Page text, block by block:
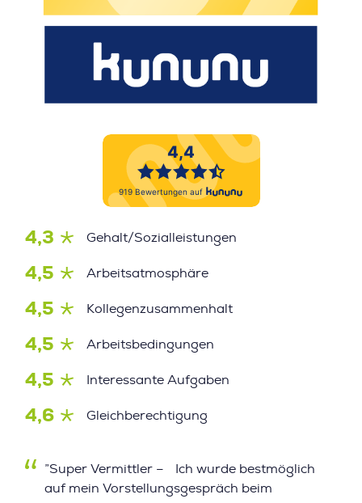
4,3 Gehalt/Sozialleistungen
4,5 Arbeitsatmosphäre
4,5 Kollegenzusammenhalt
4,5 Arbeitsbedingungen
4,5 Interessante Aufgaben
4,6 Gleichberechtigung
”Super Vermittler – Ich wurde bestmöglich
auf mein Vorstellungsgespräch beim